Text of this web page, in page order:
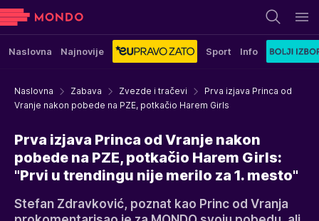
Naslovna Najnovije Sport Info
Naslovna Zabava Zvezde i tračevi
Prva izjava Princa od
Vranje nakon pobede na PZE, potkačio Harem Girls
Prva izjava Princa od Vranje nakon
pobede na PZE, potkačio Harem Girls:
"Prvi u trendingu nije merilo za 1. mesto"
Stefan Zdravković, poznat kao Princ od Vranja